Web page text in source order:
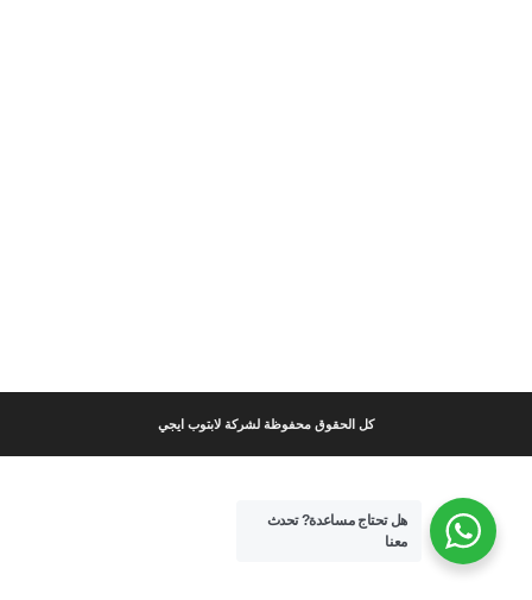
كل الحقوق محفوظة لشركة لابتوب ايجي
هل تحتاج مساعدة?تحدث
معنا